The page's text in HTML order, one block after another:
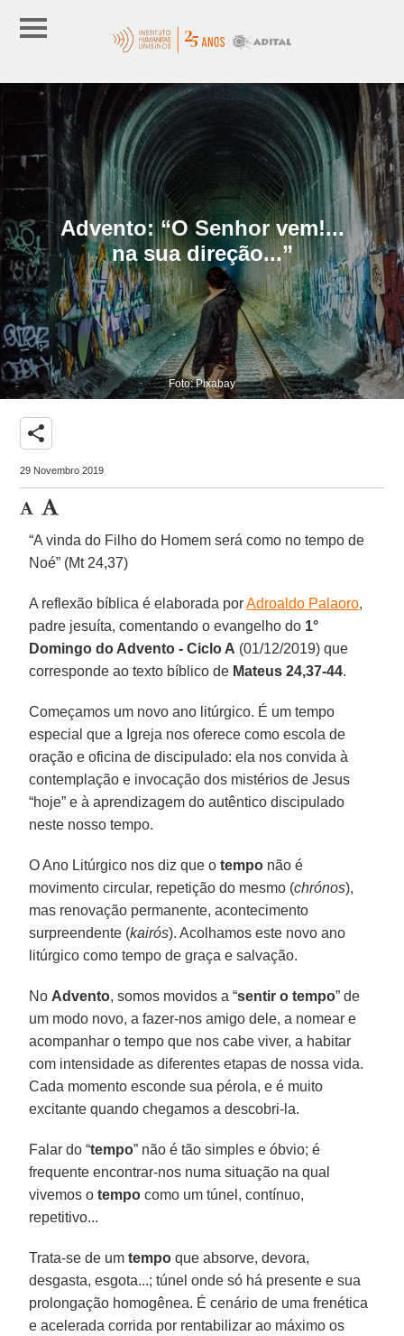
Advento: “O Senhor vem!...
na sua direção...”
Foto: Pixabay
share
29 Novembro 2019
“A vinda do Filho do Homem será como no tempo de
Noé” (Mt 24,37)
A reflexão bíblica é elaborada porAdroaldo Palaoro,
padre jesuíta, comentando o evangelho do 1°
Domingo do Advento - Ciclo A (01/12/2019) que
corresponde ao texto bíblico de Mateus 24,37-44.
Começamos um novo ano litúrgico. É um tempo
especial que a Igreja nos oferece como escola de
oração e oficina de discipulado: ela nos convida à
contemplação e invocação dos mistérios de Jesus
“hoje” e à aprendizagem do autêntico discipulado
neste nosso tempo.
O Ano Litúrgico nos diz que o tempo não é
movimento circular, repetição do mesmo (chrónos),
mas renovação permanente, acontecimento
surpreendente (kairós). Acolhamos este novo ano
litúrgico como tempo de graça e salvação.
No Advento, somos movidos a “sentir o tempo” de
um modo novo, a fazer-nos amigo dele, a nomear e
acompanhar o tempo que nos cabe viver, a habitar
com intensidade as diferentes etapas de nossa vida.
Cada momento esconde sua pérola, e é muito
excitante quando chegamos a descobri-la.
Falar do “tempo” não é tão simples e óbvio; é
frequente encontrar-nos numa situação na qual
vivemos o tempo como um túnel, contínuo,
repetitivo...
Trata-se de um tempo que absorve, devora,
desgasta, esgota...; túnel onde só há presente e sua
prolongação homogênea. É cenário de uma frenética
e acelerada corrida por rentabilizar ao máximo os